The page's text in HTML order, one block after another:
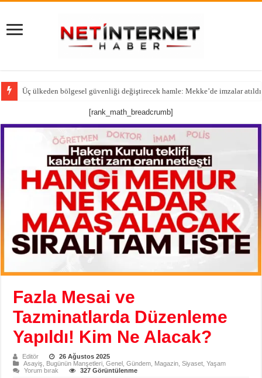
Üç ülkeden bölgesel güvenliği değiştirecek hamle: Mekke’de imzalar atıldı
Yeni Parti’yi Birinci Çıkarmak İsterken Anketi Eksik Bıraktılar!
[rank_math_breadcrumb]
Fazla Mesai ve
Tazminatlarda Düzenleme
Yapıldı! Kim Ne Alacak?
Editör
26 Ağustos 2025
Asayiş
Bugünün Manşetleri ,Genel ,Gündem Magazin ,Siyaset ,Yaşam
Yorum bırak
327 Görüntülenme